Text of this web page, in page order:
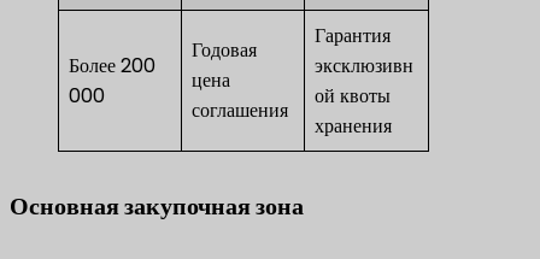
Более 200
000
Годовая
цена
соглашения
Гарантия
эксклюзивн
ой квоты
хранения
Основная закупочная зона